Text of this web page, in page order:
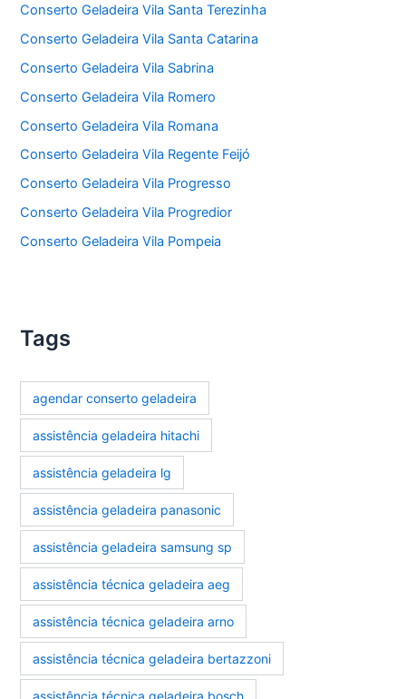
Conserto Geladeira Vila Santa Terezinha
Conserto Geladeira Vila Santa Catarina
Conserto Geladeira Vila Sabrina
Conserto Geladeira Vila Romero
Conserto Geladeira Vila Romana
Conserto Geladeira Vila Regente Feijó
Conserto Geladeira Vila Progresso
Conserto Geladeira Vila Progredior
Conserto Geladeira Vila Pompeia
Tags
agendar conserto geladeira
assistência geladeira hitachi
assistência geladeira lg
assistência geladeira panasonic
assistência geladeira samsung sp
assistência técnica geladeira aeg
assistência técnica geladeira arno
assistência técnica geladeira bertazzoni